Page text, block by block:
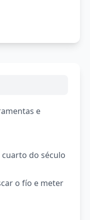
e
do século
o fío e meter